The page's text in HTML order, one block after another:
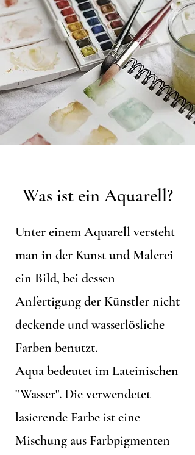
Was ist ein Aquarell?
Unter einem Aquarell versteht
man in der Kunst und Malerei
ein Bild, bei dessen
Anfertigung der Künstler nicht
deckende und wasserlösliche
Farben benutzt.
Aqua bedeutet im Lateinischen
"Wasser". Die verwendetet
lasierende Farbe ist eine
Mischung aus Farbpigmenten